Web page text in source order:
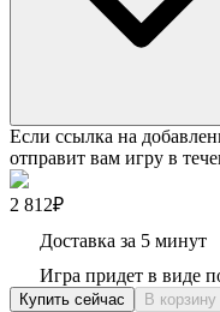
Если ссылка на
отправит вам игру в
2 812₽
Доставка за 5 минут
Игра придет в виде
Купить сейчас В корзину